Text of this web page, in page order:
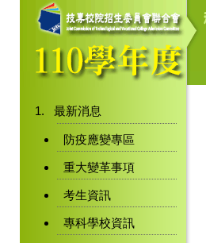
最新消息
防疫應變專區
重大變革事項
考生資訊
專科學校資訊